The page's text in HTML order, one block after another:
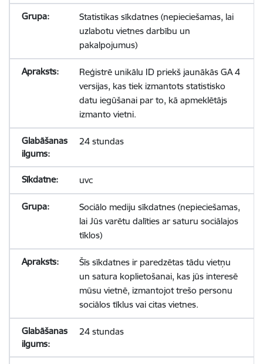
Statistikas sīkdatnes (nepieciešamas, lai
uzlabotu vietnes darbību un
pakalpojumus)
Reģistrē unikālu ID priekš jaunākās GA 4
versijas, kas tiek izmantots statistisko
datu iegūšanai par to, kā apmeklētājs
izmanto vietni.
24 stundas
uvc
Sociālo mediju sīkdatnes (nepieciešamas,
lai Jūs varētu dalīties ar saturu sociālajos
tīklos)
Šīs sīkdatnes ir paredzētas tādu vietņu
un satura koplietošanai, kas jūs interesē
mūsu vietnē, izmantojot trešo personu
sociālos tīklus vai citas vietnes.
24 stundas